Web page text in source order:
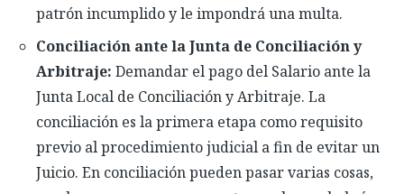
patrón incumplido y le impondrá una multa.
Conciliación ante la Junta de Conciliación y
Arbitraje: Demandar el pago del Salario ante la
Junta Local de Conciliación y Arbitraje. La
conciliación es la primera etapa como requisito
previo al procedimiento judicial a fin de evitar un
Juicio. En conciliación pueden pasar varias cosas,